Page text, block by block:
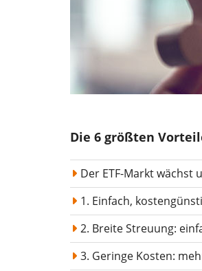
Die 6 größten
Der ETF-Markt wächst
1. Einfach,
2. Breite Streuung:
3. Geringe Kosten: